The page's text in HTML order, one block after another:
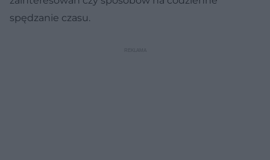
spędzanie czasu.